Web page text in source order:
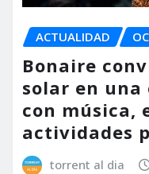
ACTUALIDAD
Bonaire
solar en
con música,
actividades
torrent al dia